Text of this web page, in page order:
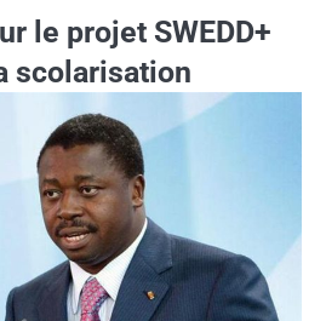
le projet SWEDD+
scolarisation